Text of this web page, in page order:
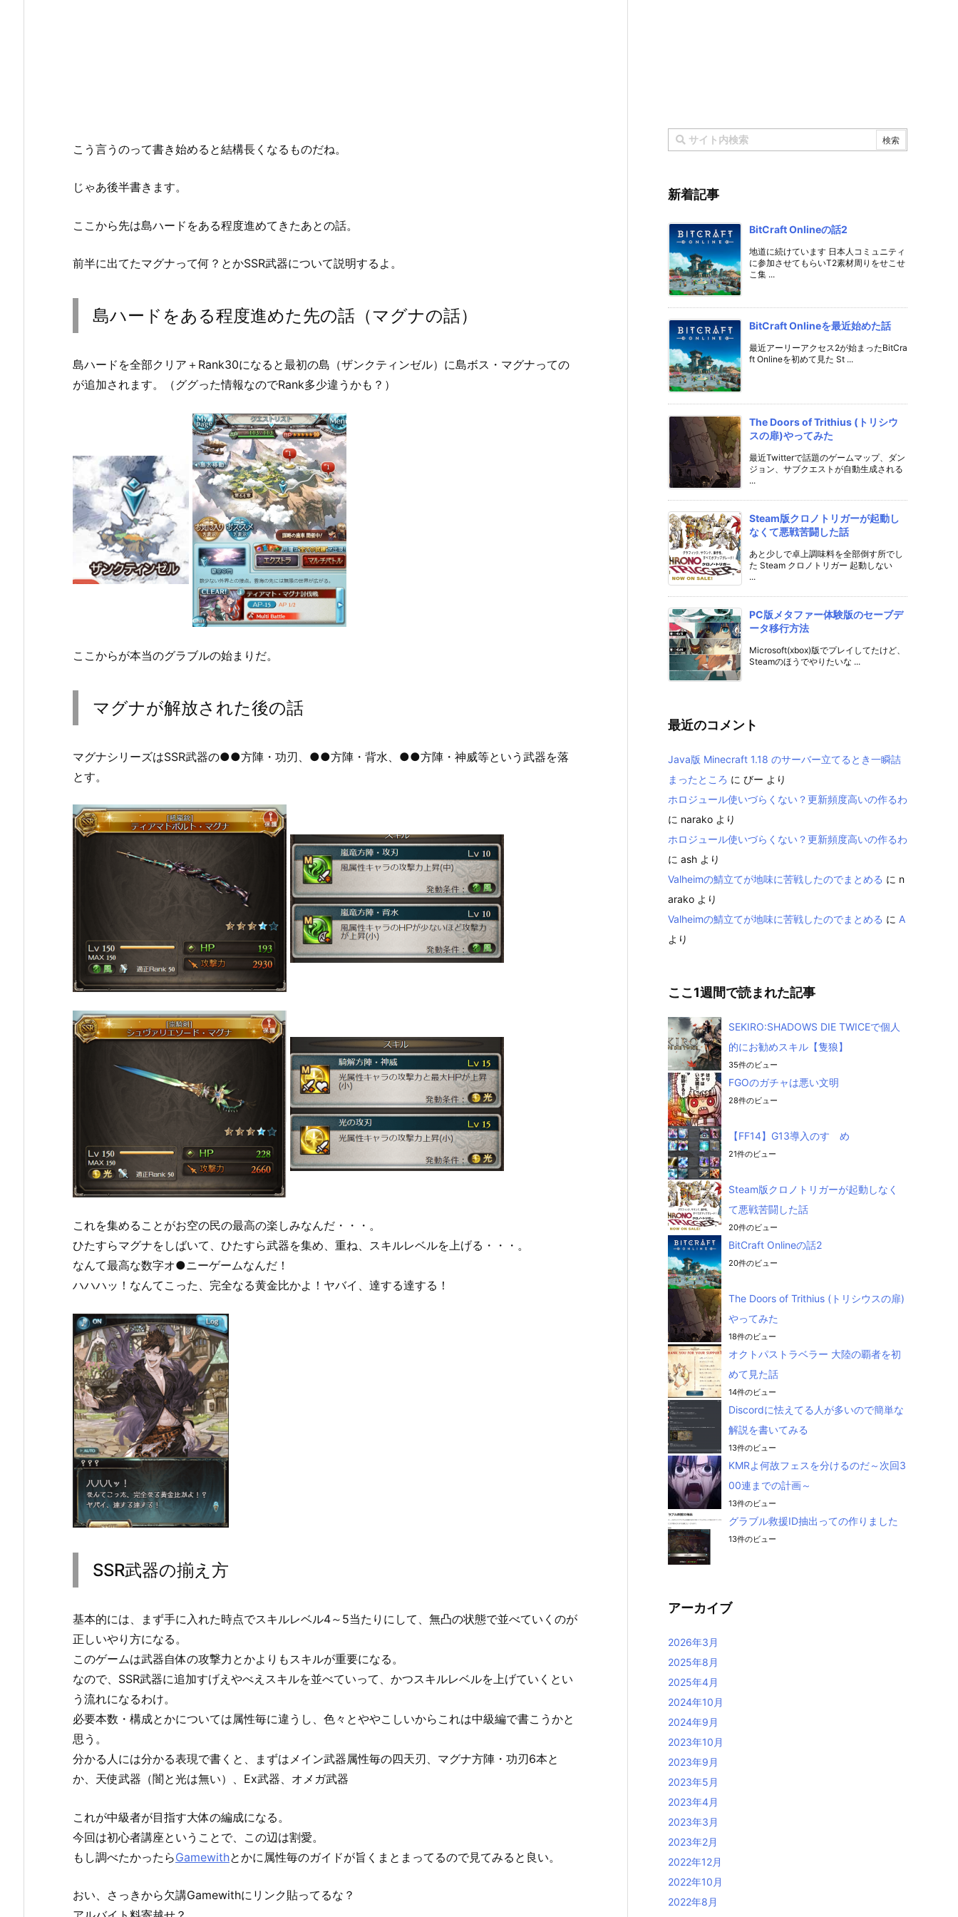
こう言うのって書き始めると結構長くなるものだね。
じゃあ後半書きます。
ここから先は島ハードをある程度進めてきたあとの話。
前半に出てたマグナって何？とかSSR武器について説明するよ。
島ハードをある程度進めた先の話（マグナの話）
島ハードを全部クリア＋Rank30になると最初の島（ザンクティンゼル）に島ボス・マグナっての
が追加されます。（ググった情報なのでRank多少違うかも？）
ここからが本当のグラブルの始まりだ。
マグナが解放された後の話
マグナシリーズはSSR武器の●●方陣・功刃、●●方陣・背水、●●方陣・神威等という武器を落
とす。
これを集めることがお空の民の最高の楽しみなんだ・・・。
ひたすらマグナをしばいて、ひたすら武器を集め、重ね、スキルレベルを上げる・・・。
なんて最高な数字オ●ニーゲームなんだ！
ハハハッ！なんてこった、完全なる黄金比かよ！ヤバイ、達する達する！
SSR武器の揃え方
基本的には、まず手に入れた時点でスキルレベル4～5当たりにして、無凸の状態で並べていくのが
正しいやり方になる。
このゲームは武器自体の攻撃力とかよりもスキルが重要になる。
なので、SSR武器に追加すげえやべえスキルを並べていって、かつスキルレベルを上げていくとい
う流れになるわけ。
必要本数・構成とかについては属性毎に違うし、色々とややこしいからこれは中級編で書こうかと
思う。
分かる人には分かる表現で書くと、まずはメイン武器属性毎の四天刃、マグナ方陣・功刃6本と
か、天使武器（闇と光は無い）、Ex武器、オメガ武器
これが中級者が目指す大体の編成になる。
今回は初心者講座ということで、この辺は割愛。
もし調べたかったらGamewithとかに属性毎のガイドが旨くまとまってるので見てみると良い。
おい、さっきから欠講Gamewithにリンク貼ってるな？
新着記事
BitCraft Onlineの話2
地道に続けています 日本人コミュニティ
に参加させてもらいT2素材周りをせこせ
こ集 ...
BitCraft Onlineを最近始めた話
最近アーリーアクセス2が始まったBitCra
ft Onlineを初めて見た St ...
The Doors of Trithius (トリシウ
スの扉)やってみた
最近Twitterで話題のゲームマップ、ダン
ジョン、サブクエストが自動生成される
...
Steam版クロノトリガーが起動し
なくて悪戦苦闘した話
あと少しで卓上調味料を全部倒す所でし
た Steam クロノトリガー 起動しない
...
PC版メタファー体験版のセーブデ
ータ移行方法
Microsoft(xbox)版でプレイしてたけど、
Steamのほうでやりたいな ...
最近のコメント
Java版 Minecraft 1.18 のサーバー立てるとき一瞬詰
まったところ に びー より
ホロジュール使いづらくない？更新頻度高いの作るわ
に narako より
ホロジュール使いづらくない？更新頻度高いの作るわ
に ash より
Valheimの鯖立てが地味に苦戦したのでまとめる に n
arako より
Valheimの鯖立てが地味に苦戦したのでまとめる に A
より
ここ1週間で読まれた記事
SEKIRO:SHADOWS DIE TWICEで個人
的にお勧めスキル【隻狼】
35件のビュー
FGOのガチャは悪い文明
28件のビュー
【FF14】G13導入のすゝめ
21件のビュー
Steam版クロノトリガーが起動しなく
て悪戦苦闘した話
20件のビュー
BitCraft Onlineの話2
20件のビュー
The Doors of Trithius (トリシウスの扉)
やってみた
18件のビュー
オクトパストラベラー 大陸の覇者を初
めて見た話
14件のビュー
Discordに怯えてる人が多いので簡単な
解説を書いてみる
13件のビュー
KMRよ何故フェスを分けるのだ～次回3
00連までの計画～
13件のビュー
グラブル救援ID抽出っての作りました
13件のビュー
アーカイブ
2026年3月
2025年8月
2025年4月
2024年10月
2024年9月
2023年10月
2023年9月
2023年5月
2023年4月
2023年3月
2023年2月
2022年12月
2022年10月
2022年8月